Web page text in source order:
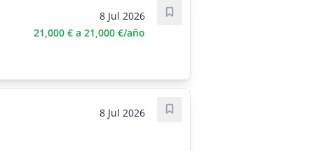
8 Jul 2026
21,000 € a 21,000 €/año
Save job
8 Jul 2026 Save job